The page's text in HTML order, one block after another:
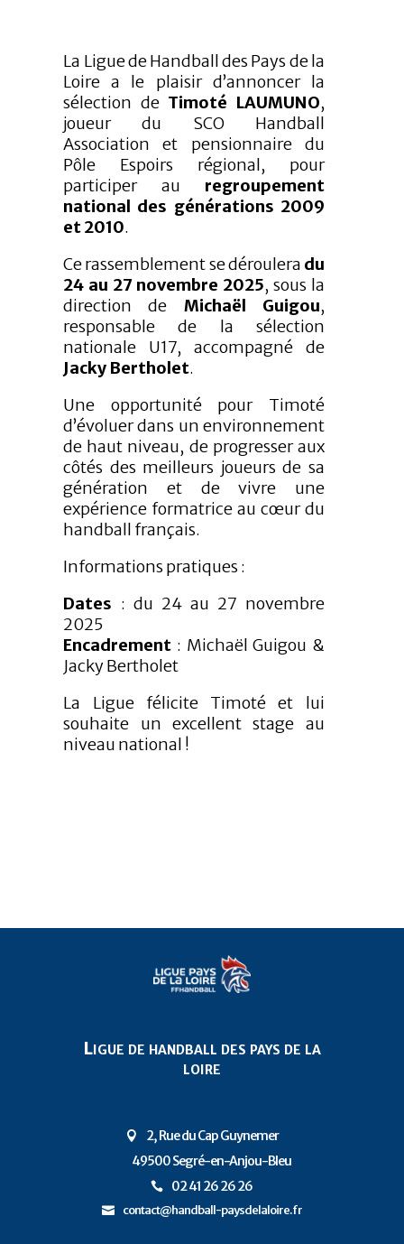
La Ligue de Handball des Pays de la
Loire a le plaisir d’annoncer la
sélection de Timoté LAUMUNO,
joueur du SCO Handball
Association et pensionnaire du
Pôle Espoirs régional, pour
participer au regroupement
national des générations 2009
et 2010.
Ce rassemblement se déroulera du
24 au 27 novembre 2025, sous la
direction de Michaël Guigou,
responsable de la sélection
nationale U17, accompagné de
Jacky Bertholet.
Une opportunité pour Timoté
d’évoluer dans un environnement
de haut niveau, de progresser aux
côtés des meilleurs joueurs de sa
génération et de vivre une
expérience formatrice au cœur du
handball français.
Informations pratiques :
Dates : du 24 au 27 novembre
2025
Encadrement : Michaël Guigou &
Jacky Bertholet
La Ligue félicite Timoté et lui
souhaite un excellent stage au
niveau national !
Ligue de handball des pays de la
loire
 2, Rue du Cap Guynemer
49500 Segré-en-Anjou-Bleu
 02 41 26 26 26
 contact@handball-paysdelaloire.fr